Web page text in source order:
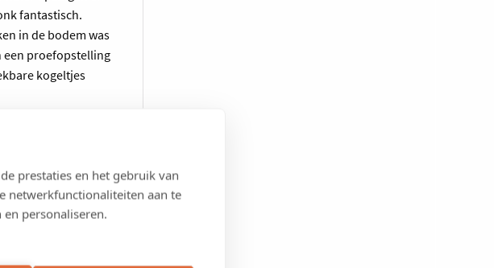
prestaties en het gebruik van
netwerkfunctionaliteiten aan te
personaliseren.
fantastisch.
in de bodem was
een proefopstelling
kogeltjes
de grond
lukte niet. Na
te
schade, en strooit